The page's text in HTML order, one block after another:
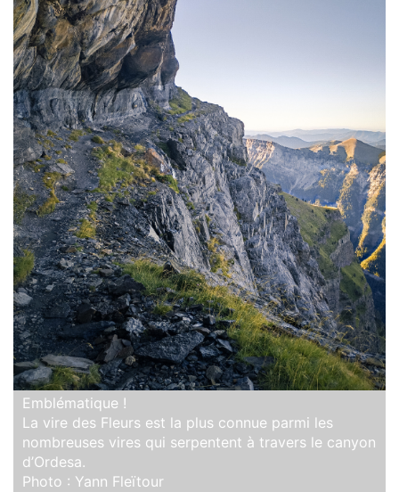
Emblématique !
La vire des Fleurs est la plus connue parmi les
nombreuses vires qui serpentent à travers le canyon
d’Ordesa.
Photo : Yann Fleïtour